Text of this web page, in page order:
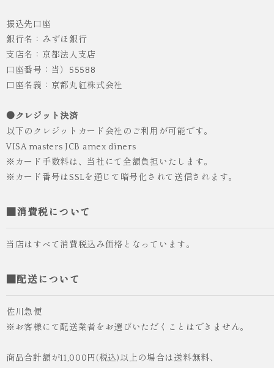
振込先口座
銀行名：みずほ銀行
支店名：京都法人支店
口座番号：当）55588
口座名義：京都丸紅株式会社
●クレジット決済
以下のクレジットカード会社のご利用が可能です。
VISA masters JCB amex diners
※カード手数料は、当社にて全額負担いたします。
※カード番号はSSLを通じて暗号化されて送信されます。
■消費税について
当店はすべて消費税込み価格となっています。
■配送について
佐川急便
※お客様にて配送業者をお選びいただくことはできません。
商品合計額が11,000円(税込)以上の場合は送料無料、